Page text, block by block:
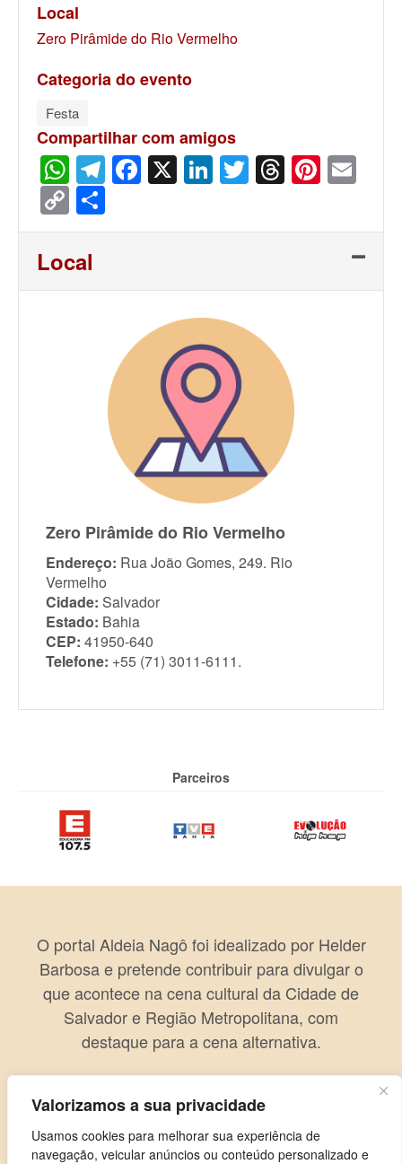
Valorizamos a sua privacidade
Usamos cookies para melhorar sua experiência de
navegação, veicular anúncios ou conteúdo personalizado e
Local
Zero Pirâmide do Rio Vermelho
Categoria do evento
Festa
Compartilhar com amigos
WhatsApp
Telegram
Facebook
X LinkedIn
Twitter
Threads
Copy
Link
Local
Zero Pirâmide do Rio Vermelho
Endereço: Rua João Gomes, 249. Rio
Vermelho
Cidade: Salvador
Estado: Bahia
CEP: 41950-640
Telefone: +55 (71) 3011-6111.
Parceiros
O portal Aldeia Nagô foi idealizado por Helder
Barbosa e pretende contribuir para divulgar o
que acontece na cena cultural da Cidade de
Salvador e Região Metropolitana, com
destaque para a cena alternativa.